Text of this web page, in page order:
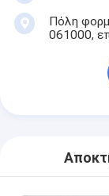
Πόλη
061000,